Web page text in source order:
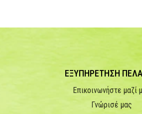
ΕΞΥΠΗΡΕΤΗΣΗ
Επικοινωνήστε μαζί
Γνώρισέ μας